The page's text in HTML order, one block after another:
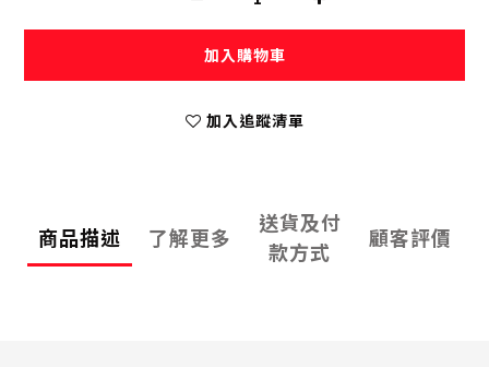
加入購物車
加入追蹤清單
商品描述 了解更多
送貨及付
款方式
顧客評價